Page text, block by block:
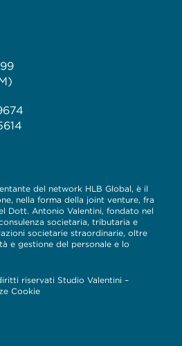
del network HLB Global, è il
nella forma della joint venture, fra
Dott. Antonio Valentini, fondato nel
societaria, tributaria e
societarie straordinarie, oltre
e gestione del personale e lo
riservati Studio Valentini –
Cookie